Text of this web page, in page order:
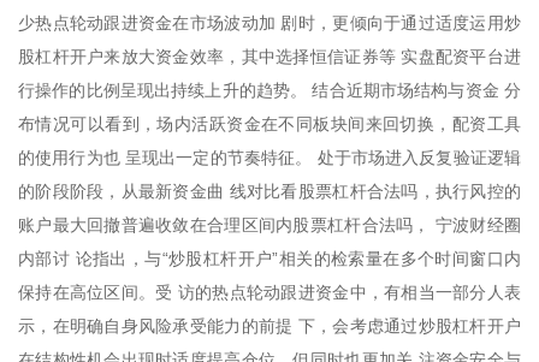
少热点轮动跟进资金在市场波动加 剧时，更倾向于通过适度运用炒
股杠杆开户来放大资金效率，其中选择恒信证券等 实盘配资平台进
行操作的比例呈现出持续上升的趋势。 结合近期市场结构与资金 分
布情况可以看到，场内活跃资金在不同板块间来回切换，配资工具
的使用行为也 呈现出一定的节奏特征。 处于市场进入反复验证逻辑
的阶段阶段，从最新资金曲 线对比看股票杠杆合法吗，执行风控的
账户最大回撤普遍收敛在合理区间内股票杠杆合法吗， 宁波财经圈
内部讨 论指出，与“炒股杠杆开户”相关的检索量在多个时间窗口内
保持在高位区间。受 访的热点轮动跟进资金中，有相当一部分人表
示，在明确自身风险承受能力的前提 下，会考虑通过炒股杠杆开户